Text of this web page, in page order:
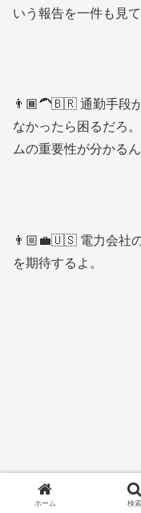
いう報告を一件も見
👨🏾‍🦱🇧🇷 通勤手段
なかったら困るだろ
ムの重要性が分かるん
👨🏼‍💼🇺🇸 電力会社
を期待するよ。
ホーム 検索